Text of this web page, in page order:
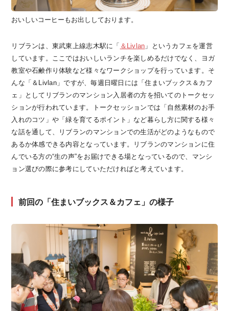
おいしいコーヒーもお出ししております。
リブランは、東武東上線志木駅に「 ＆Livlan 」というカフェを運営
しています。ここではおいしいランチを楽しめるだけでなく、ヨガ
教室や石鹸作り体験など様々なワークショップを行っています。そ
んな「＆Livlan」ですが、毎週日曜日には「住まいブックス＆カフ
ェ」としてリブランのマンション入居者の方を招いてのトークセッ
ションが行われています。トークセッションでは「自然素材のお手
入れのコツ」や「緑を育てるポイント」など暮らし方に関する様々
な話を通して、リブランのマンションでの生活がどのようなもので
あるか体感できる内容となっています。リブランのマンションに住
んでいる方の“生の声”をお届けできる場となっているので、マンシ
ョン選びの際に参考にしていただければと考えています。
前回の「住まいブックス＆カフェ」の様子